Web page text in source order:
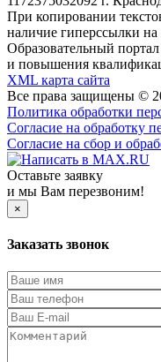
При копировании
наличие гиперссылки
Образовательный
и повышения
XML карта сайта
Все права защищены ©
Политика обработки
Согласие на обработку
Согласие на сбор и
Оставьте заявку
и мы Вам перезвоним!
×
Заказать звонок